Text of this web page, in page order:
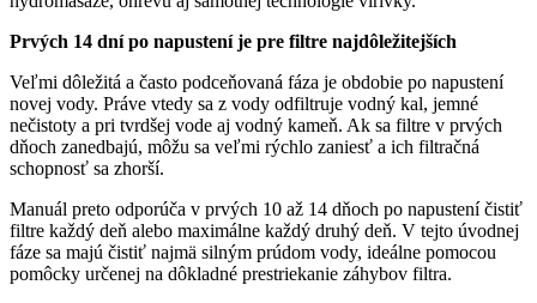
Prvých 14 dní po napustení je pre filtre najdôležitejších
Veľmi dôležitá a často podceňovaná fáza je obdobie po napustení
novej vody. Práve vtedy sa z vody odfiltruje vodný kal, jemné
nečistoty a pri tvrdšej vode aj vodný kameň. Ak sa filtre v prvých
dňoch zanedbajú, môžu sa veľmi rýchlo zaniesť a ich filtračná
schopnosť sa zhorší.
Manuál preto odporúča v prvých 10 až 14 dňoch po napustení čistiť
filtre každý deň alebo maximálne každý druhý deň. V tejto úvodnej
fáze sa majú čistiť najmä silným prúdom vody, ideálne pomocou
pomôcky určenej na dôkladné prestriekanie záhybov filtra.